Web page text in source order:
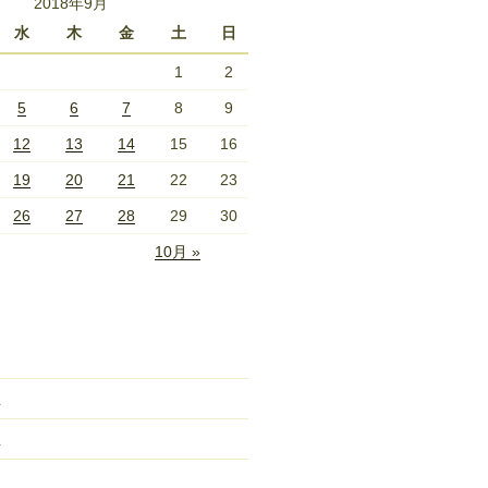
2018年9月
水
木 金 土 日
1 2
5 6 7 8 9
12 13 14 15 16
19 20 21 22 23
26 27 28 29 30
10月 »